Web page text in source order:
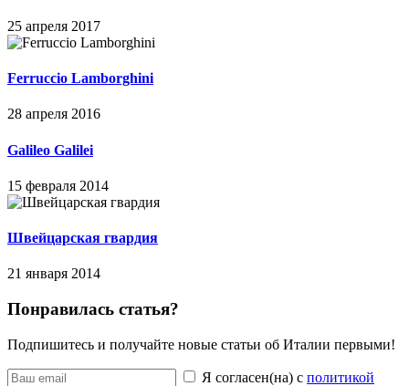
25 апреля 2017
Ferruccio Lamborghini
28 апреля 2016
Galileo Galilei
15 февраля 2014
Швейцарская гвардия
21 января 2014
Понравилась статья?
Подпишитесь и получайте новые статьи об Италии первыми!
Я согласен(на) с политикой